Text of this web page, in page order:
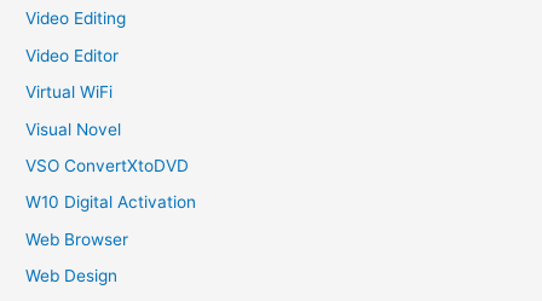
Video Editing
Video Editor
Virtual WiFi
Visual Novel
VSO ConvertXtoDVD
W10 Digital Activation
Web Browser
Web Design